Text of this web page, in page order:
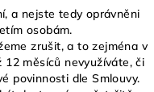
a nejste tedy oprávněni
osobám.
zrušit, a to zejména v
12 měsíců nevyužíváte, či
povinnosti dle Smlouvy.